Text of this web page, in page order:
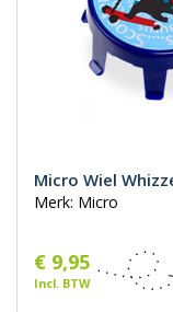
Micro Wiel
Merk: Micro
€ 9,95
Incl. BTW